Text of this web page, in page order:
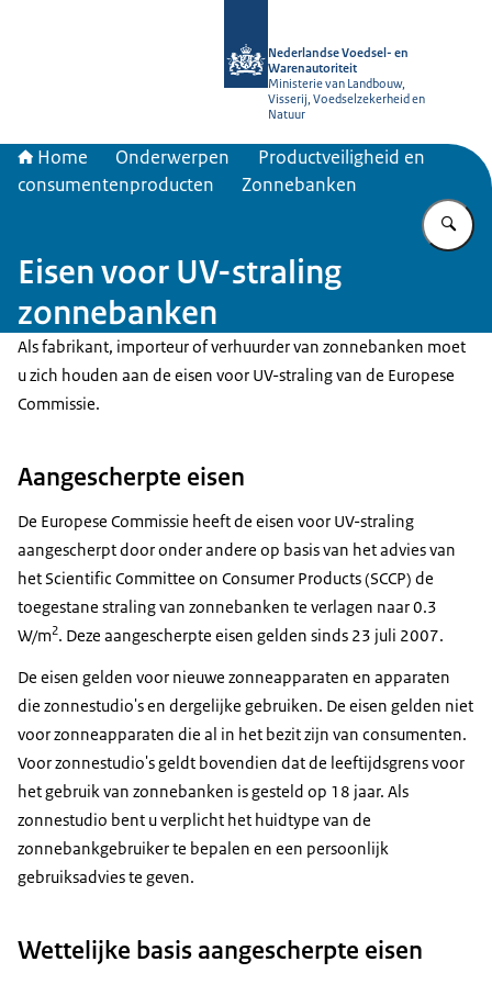
Nederlandse Voedsel- en
Warenautoriteit
Ministerie van Landbouw,
Visserij, Voedselzekerheid en
Natuur
Home Onderwerpen
Productveiligheid en
consumentenproducten
Zonnebanken
Eisen voor UV-straling
zonnebanken
Als fabrikant, importeur of verhuurder van zonnebanken moet
u zich houden aan de eisen voor UV-straling van de Europese
Commissie.
Aangescherpte eisen
De Europese Commissie heeft de eisen voor UV-straling
aangescherpt door onder andere op basis van het advies van
het Scientific Committee on Consumer Products (SCCP) de
toegestane straling van zonnebanken te verlagen naar 0.3
W/m2. Deze aangescherpte eisen gelden sinds 23 juli 2007.
De eisen gelden voor nieuwe zonneapparaten en apparaten
die zonnestudio's en dergelijke gebruiken. De eisen gelden niet
voor zonneapparaten die al in het bezit zijn van consumenten.
Voor zonnestudio's geldt bovendien dat de leeftijdsgrens voor
het gebruik van zonnebanken is gesteld op 18 jaar. Als
zonnestudio bent u verplicht het huidtype van de
zonnebankgebruiker te bepalen en een persoonlijk
gebruiksadvies te geven.
Wettelijke basis aangescherpte eisen